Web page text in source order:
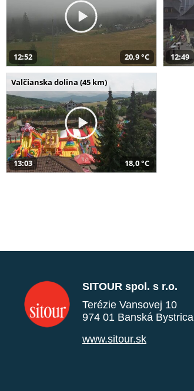
12:52 20,9 °C 12:49
Valčianska dolina (45 km)
13:03 18,0 °C
SITOUR spol. s r.o.
Terézie Vansovej 10
974 01 Banská Bystrica
www.sitour.sk